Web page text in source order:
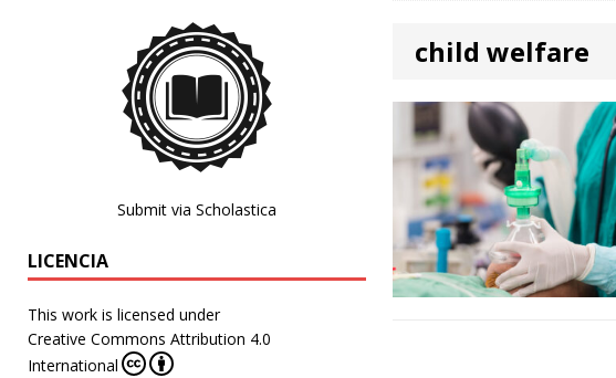
child welfare
Submit via Scholastica
LICENCIA
This work is licensed under
Creative Commons Attribution 4.0
International